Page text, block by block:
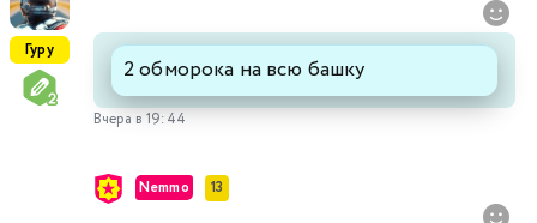
Гуру
2 обморока на всю башку
Вчера в 19:44
Nemmo 13